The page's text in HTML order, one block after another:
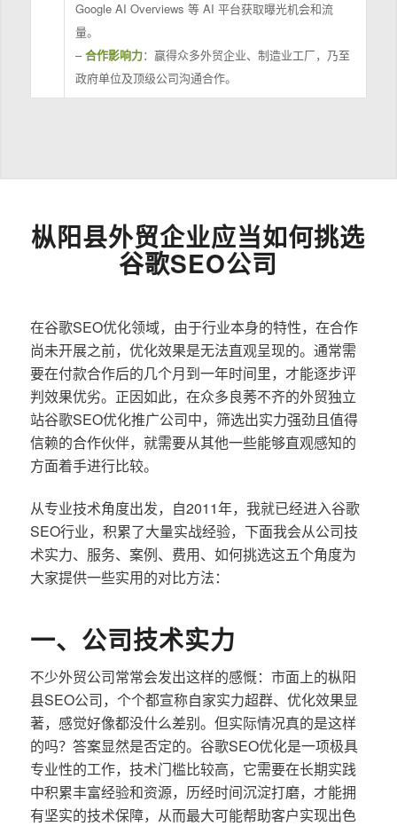
Google AI Overviews 等 AI 平台获取曝光机会和流
量。
–合作影响力：赢得众多外贸企业、制造业工厂，乃至
政府单位及顶级公司沟通合作。
枞阳县外贸企业应当如何挑选
谷歌SEO公司
在谷歌SEO优化领域，由于行业本身的特性，在合作
尚未开展之前，优化效果是无法直观呈现的。通常需
要在付款合作后的几个月到一年时间里，才能逐步评
判效果优劣。正因如此，在众多良莠不齐的外贸独立
站谷歌SEO优化推广公司中，筛选出实力强劲且值得
信赖的合作伙伴，就需要从其他一些能够直观感知的
方面着手进行比较。
从专业技术角度出发，自2011年，我就已经进入谷歌
SEO行业，积累了大量实战经验，下面我会从公司技
术实力、服务、案例、费用、如何挑选这五个角度为
大家提供一些实用的对比方法：
一、公司技术实力
不少外贸公司常常会发出这样的感慨：市面上的枞阳
县SEO公司，个个都宣称自家实力超群、优化效果显
著，感觉好像都没什么差别。但实际情况真的是这样
的吗？答案显然是否定的。谷歌SEO优化是一项极具
专业性的工作，技术门槛比较高，它需要在长期实践
中积累丰富经验和资源，历经时间沉淀打磨，才能拥
有坚实的技术保障，从而最大可能帮助客户实现出色